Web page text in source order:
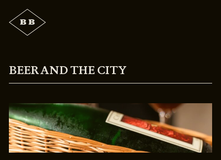
BEER AND THE CITY